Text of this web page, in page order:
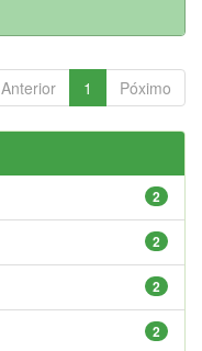
Anterior 1 Póximo
2
2
2
2